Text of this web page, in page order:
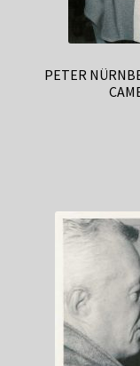
PETER